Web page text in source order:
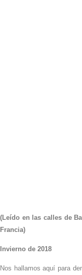
(Leído en las calles de
Francia)
Invierno de 2018
Nos hallamos aquí para